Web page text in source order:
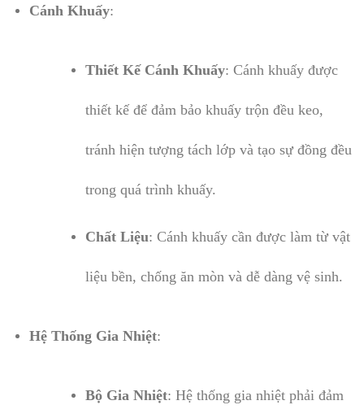
Cánh Khuấy:
Thiết Kế Cánh Khuấy: Cánh khuấy được
thiết kế để đảm bảo khuấy trộn đều keo,
tránh hiện tượng tách lớp và tạo sự đồng đều
trong quá trình khuấy.
Chất Liệu: Cánh khuấy cần được làm từ vật
liệu bền, chống ăn mòn và dễ dàng vệ sinh.
Hệ Thống Gia Nhiệt:
Bộ Gia Nhiệt: Hệ thống gia nhiệt phải đảm